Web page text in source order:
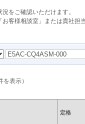
をご確認いただけます。
客様相談室」または貴社担
を表示）
定格